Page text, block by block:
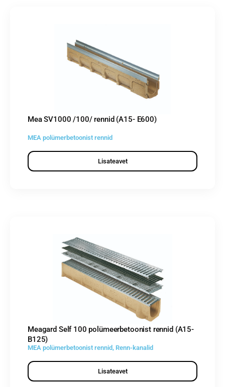
Mea SV1000 /100/ rennid (A15- E600)
MEA polümerbetoonist rennid
Lisateavet
Meagard Self 100 polümeerbetoonist rennid (A15-
B125)
MEA polümerbetoonist rennid , Renn-kanalid
Lisateavet